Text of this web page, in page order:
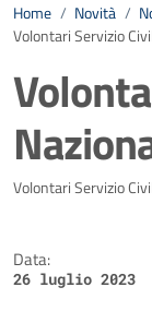
Home / Novità /
Volontari Servizio
Dettagli
Volontari Servizio
Data:
26 luglio 2023